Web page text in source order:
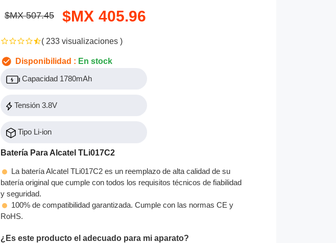
$MX 507.45 $MX 405.96
( 233 visualizaciones )
Disponibilidad : En stock
Capacidad 1780mAh
Tensión 3.8V
Tipo Li-ion
Batería Para Alcatel TLi017C2
La batería Alcatel TLi017C2 es un reemplazo de alta calidad de su
batería original que cumple con todos los requisitos técnicos de fiabilidad
y seguridad.
100% de compatibilidad garantizada. Cumple con las normas CE y
RoHS.
¿Es este producto el adecuado para mi aparato?